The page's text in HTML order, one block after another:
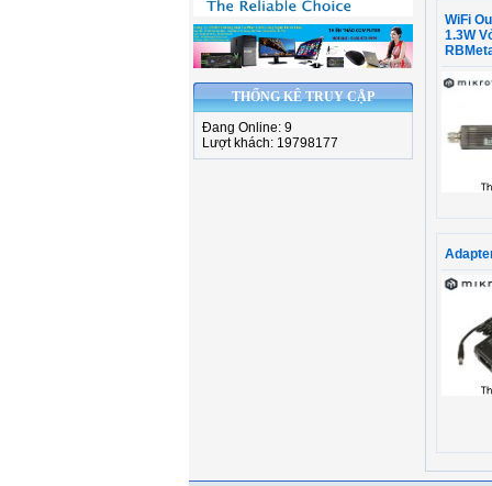
THỐNG KÊ TRUY CẬP
Đang Online: 9
Lượt khách: 19798177
WiFi
1.3W